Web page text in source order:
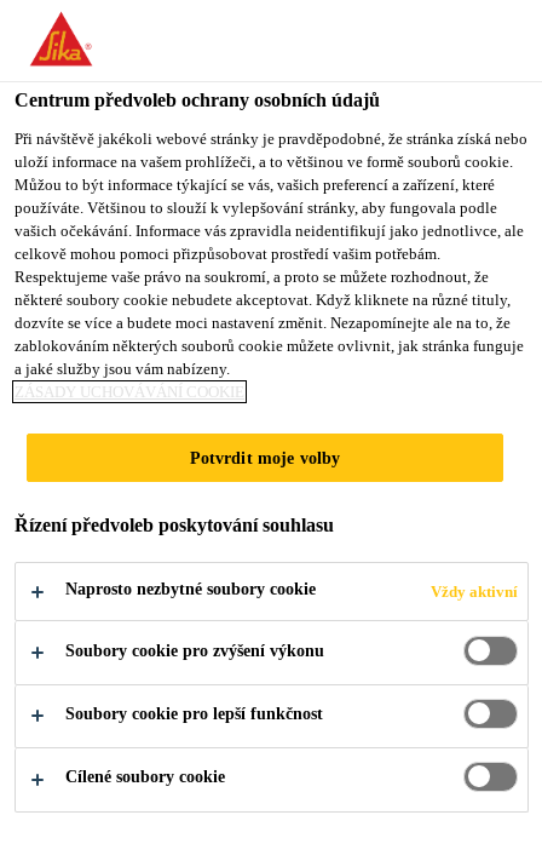
You are accessing "Sika CZ", it seems you are accessing it from
"Spojené státy". We have a dedicated website for your country.
TO SIKA
USA
STAY ON SIKA
CZ
STÁT
Sika CZ
DOWNLOAD
DOCUMENTS
Industry ... Download Documents
Kam dál?
Prodejní místa
Centrum předvoleb ochrany osobních údajů
Při návštěvě jakékoli webové stránky je pravděpodobné, že stránka získá nebo
uloží informace na vašem prohlížeči, a to většinou ve formě souborů cookie.
Můžou to být informace týkající se vás, vašich preferencí a zařízení, které
používáte. Většinou to slouží k vylepšování stránky, aby fungovala podle
vašich očekávání. Informace vás zpravidla neidentifikují jako jednotlivce, ale
celkově mohou pomoci přizpůsobovat prostředí vašim potřebám.
Respektujeme vaše právo na soukromí, a proto se můžete rozhodnout, že
některé soubory cookie nebudete akceptovat. Když kliknete na různé tituly,
dozvíte se více a budete moci nastavení změnit. Nezapomínejte ale na to, že
zablokováním některých souborů cookie můžete ovlivnit, jak stránka funguje
a jaké služby jsou vám nabízeny.
ZÁSADY UCHOVÁVÁNÍ COOKIE
Potvrdit moje volby
Řízení předvoleb poskytování souhlasu
Naprosto nezbytné soubory cookie Vždy aktivní
Soubory cookie pro zvýšení výkonu
Soubory cookie pro lepší funkčnost
Cílené soubory cookie